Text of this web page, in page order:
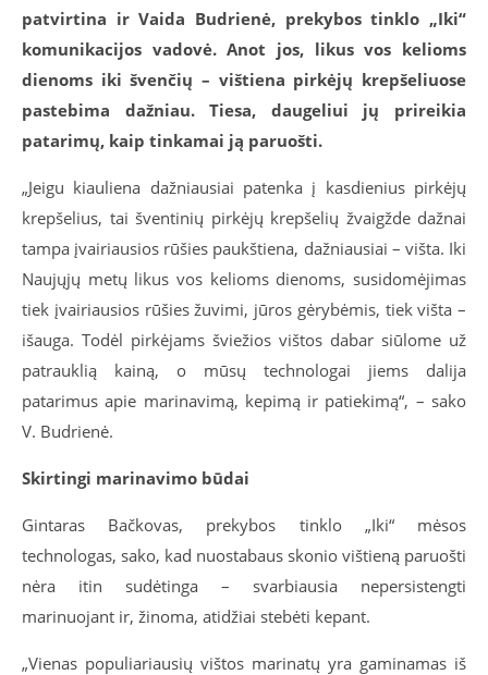
patvirtina ir Vaida Budrienė, prekybos tinklo „Iki“
komunikacijos vadovė. Anot jos, likus vos kelioms
dienoms iki švenčių – vištiena pirkėjų krepšeliuose
pastebima dažniau. Tiesa, daugeliui jų prireikia
patarimų, kaip tinkamai ją paruošti.
„Jeigu kiauliena dažniausiai patenka į kasdienius pirkėjų
krepšelius, tai šventinių pirkėjų krepšelių žvaigžde dažnai
tampa įvairiausios rūšies paukštiena, dažniausiai – višta. Iki
Naujųjų metų likus vos kelioms dienoms, susidomėjimas
tiek įvairiausios rūšies žuvimi, jūros gėrybėmis, tiek višta –
išauga. Todėl pirkėjams šviežios vištos dabar siūlome už
patrauklią kainą, o mūsų technologai jiems dalija
patarimus apie marinavimą, kepimą ir patiekimą“, – sako
V. Budrienė.
Skirtingi marinavimo būdai
Gintaras Bačkovas, prekybos tinklo „Iki“ mėsos
technologas, sako, kad nuostabaus skonio vištieną paruošti
nėra itin sudėtinga – svarbiausia nepersistengti
marinuojant ir, žinoma, atidžiai stebėti kepant.
„Vienas populiariausių vištos marinatų yra gaminamas iš